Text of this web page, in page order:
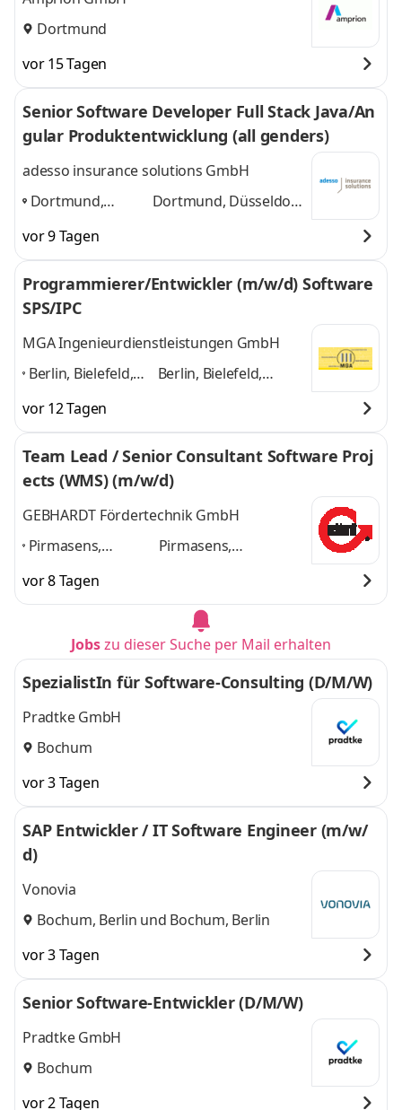
Dortmund
vor 15 Tagen
Senior Software Developer Full Stack Java/An
gular Produktentwicklung (all genders)
adesso insurance solutions GmbH
Dortmund,
Köln, Paderborn
Dortmund, Düsseldorf,
vor 9 Tagen
Programmierer/Entwickler (m/w/d) Software
SPS/IPC
MGA Ingenieurdienstleistungen GmbH
Berlin, Bielefeld,
Dortmund,
Dresden, Erfurt
und weitere in der
Anzeige,
Berlin, Bielefeld,
weitere in der Anzeige
und 4 weitere
vor 12 Tagen
Team Lead / Senior Consultant Software Proj
ects (WMS) (m/w/d)
GEBHARDT Fördertechnik GmbH
Pirmasens,
Sinsheim, Weiden
in der Oberpfalz,
Karlsruhe-Durlach,
Pirmasens,
Oberpfalz, Langenau,
Karlsruhe-Durlach
und 4 weitere
vor 8 Tagen
Jobszu dieser Suche per Mail erhalten
SpezialistIn für Software-Consulting (D/M/W)
Pradtke GmbH
Bochum
vor 3 Tagen
SAP Entwickler / IT Software Engineer (m/w/
d)
Vonovia
Bochum, Berlin und Bochum, Berlin
vor 3 Tagen
Senior Software-Entwickler (D/M/W)
Pradtke GmbH
Bochum
vor 2 Tagen